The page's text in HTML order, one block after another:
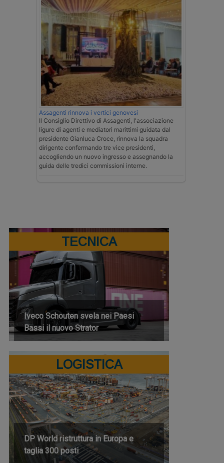
Assagenti rinnova i vertici genovesi
Il Consiglio Direttivo di Assagenti, l'associazione
ligure di agenti e mediatori marittimi guidata dal
presidente Gianluca Croce, rinnova la squadra
dirigente confermando tre vice presidenti,
accogliendo un nuovo ingresso e assegnando la
guida delle tredici commissioni interne.
TECNICA
Iveco Schouten svela nei Paesi
Bassi il nuovo Strator
LOGISTICA
DP World ristruttura in Europa e
taglia 300 posti